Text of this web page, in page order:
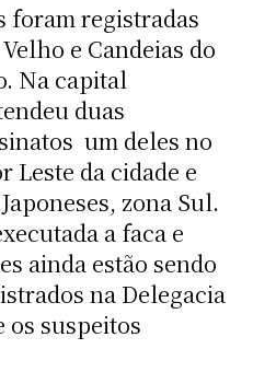
foram registradas
e Candeias do
Na capital
duas
 um deles no
Leste da cidade e
zona Sul.
a faca e
ainda estão sendo
na Delegacia
os suspeitos